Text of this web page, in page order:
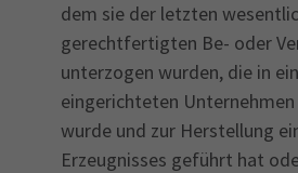
dem sie der letzten
gerechtfertigten Be- oder
unterzogen wurden, die in
eingerichteten
wurde und zur Herstellung
Erzeugnisses geführt hat